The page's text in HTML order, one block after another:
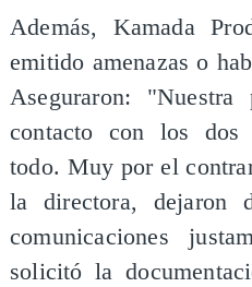
Además, Kamada
emitido amenazas o
Aseguraron:
contacto con los dos
todo. Muy por el
la directora, dejaron
comunicaciones
solicitó la